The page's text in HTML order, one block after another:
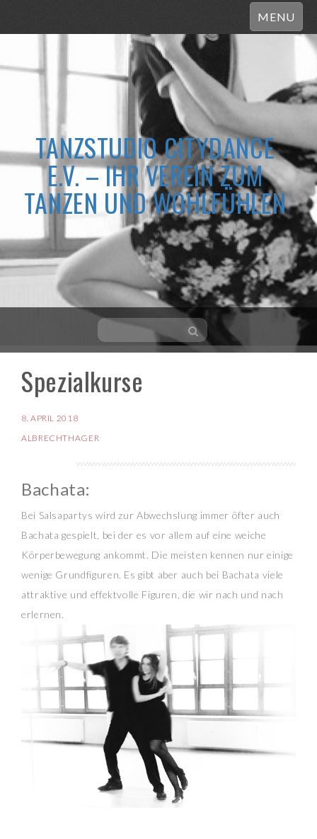
MENU
TANZSTUDIO CITYDANCE
E.V. – IHR VEREIN ZUM
TANZEN UND WOHLFÜHLEN
Skip
content
Spezialkurse
8. APRIL 2018
ALBRECHTHAGER
Bachata:
Bei Salsapartys wird zur Abwechslung immer öfter auch
Bachata gespielt, bei der es vor allem auf eine weiche
Körperbewegung ankommt. Die meisten kennen nur einige
wenige Grundfiguren. Es gibt aber auch bei Bachata viele
attraktive und effektvolle Figuren, die wir nach und nach
erlernen.